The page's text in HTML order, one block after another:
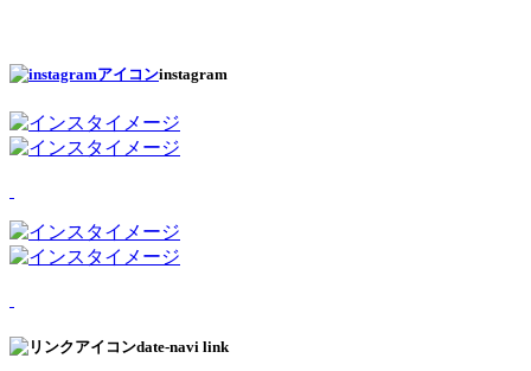
instagram
date-navi link